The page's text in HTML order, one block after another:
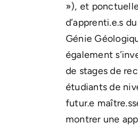
»), et
d’apprenti.e.s
Génie
également
de stages de
étudiants de
futur.e
montrer une